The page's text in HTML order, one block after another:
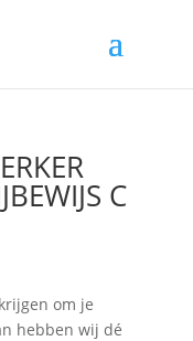
C
om je
hebben wij dé